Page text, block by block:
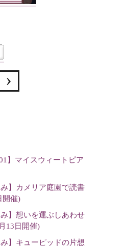
】マイスウィートピア
】カメリア庭園で読書
開催)
】想いを運ぶしあわせ
13日開催)
】キューピッドの片想